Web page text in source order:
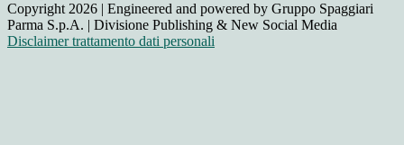
Copyright 2026 | Engineered and powered by Gruppo Spaggiari
Parma S.p.A. | Divisione Publishing & New Social Media
Disclaimer trattamento dati personali